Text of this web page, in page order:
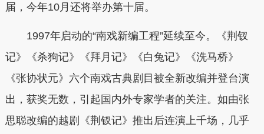
届，今年10月还将举办第十届。
1997年启动的“南戏新编工程”延续至今。《荆钗
记》《杀狗记》《拜月记》《白兔记》《洗马桥》
《张协状元》六个南戏古典剧目被全新改编并登台演
出，获奖无数，引起国内外专家学者的关注。如由张
思聪改编的越剧《荆钗记》推出后连演上千场，几乎